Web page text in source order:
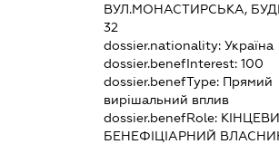
ВУЛ.МОНАСТИРСЬКА,
32
dossier.nationality: Україна
dossier.benefInterest: 100
dossier.benefType: Прямий
вирішальний вплив
dossier.benefRole:
БЕНЕФІЦІАРНИЙ